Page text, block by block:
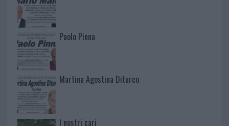
Paolo Pinna
Martina Agostina Diturco
I nostri cari